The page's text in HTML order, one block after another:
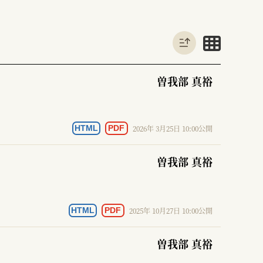
曽我部 真裕
HTML PDF 2026年 3月25日 10:00公開
曽我部 真裕
HTML PDF 2025年 10月27日 10:00公開
曽我部 真裕